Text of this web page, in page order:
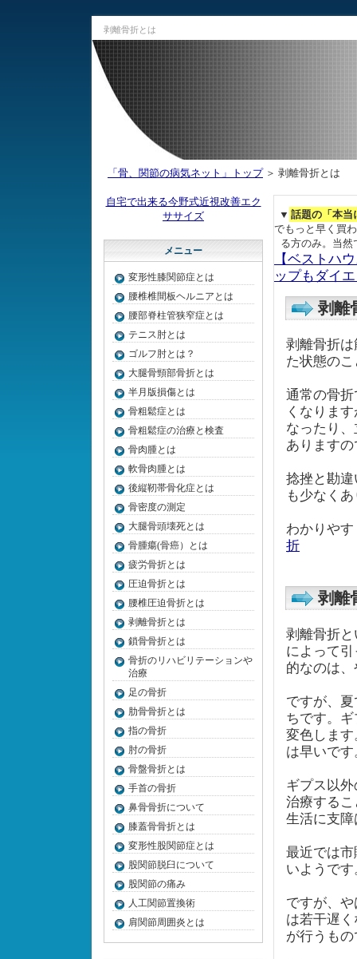
剥離骨折とは
「骨、関節の病気ネット」トップ＞ 剥離骨折とは
▼ 話題の「本当
でもっと早く買
る方のみ。当
【ベストハ
ップもダイ
剥離
剥離骨折
た状態の
通常の骨
くなりま
なったり
あります
捻挫と勘
も少なく
わかりや
折
剥離
剥離骨折
によって
的なのは
ですが、
ちです。
変色しま
は早いです
ギプス以
治療する
生活に支
最近では市
いようです
ですが、
は若干遅
が行うも
自宅で出来る今野式近視改善エク
ササイズ
メニュー
変形性膝関節症とは
腰椎椎間板ヘルニアとは
腰部脊柱管狭窄症とは
テニス肘とは
ゴルフ肘とは？
大腿骨頸部骨折とは
半月版損傷とは
骨粗鬆症とは
骨粗鬆症の治療と検査
骨肉腫とは
軟骨肉腫とは
後縦靭帯骨化症とは
骨密度の測定
大腿骨頭壊死とは
骨腫瘍(骨癌）とは
疲労骨折とは
圧迫骨折とは
腰椎圧迫骨折とは
剥離骨折とは
鎖骨骨折とは
骨折のリハビリテーションや
治療
足の骨折
肋骨骨折とは
指の骨折
肘の骨折
骨盤骨折とは
手首の骨折
鼻骨骨折について
膝蓋骨骨折とは
変形性股関節症とは
股関節脱臼について
股関節の痛み
人工関節置換術
肩関節周囲炎とは